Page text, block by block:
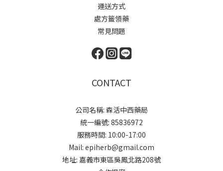
運送方式
處方籤領藥
常見問題
CONTACT
公司名稱: 森活中西藥局
統一編號: 85836972
服務時間: 10:00-17:00
Mail: epiherb@gmail.com
地址: 嘉義市東區吳鳳北路208號